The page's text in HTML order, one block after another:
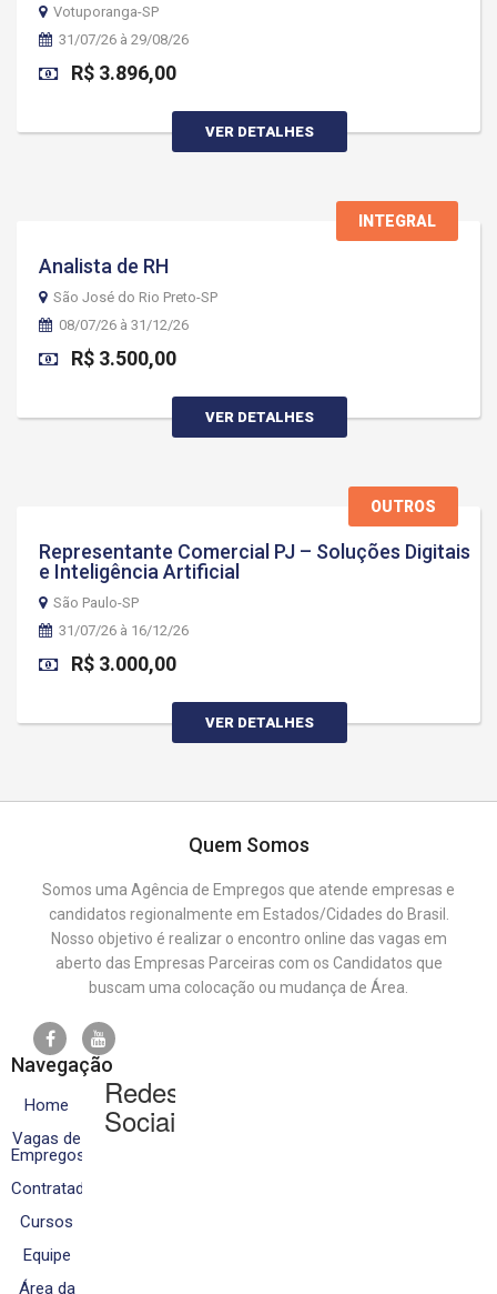
Votuporanga-SP
31/07/26 à 29/08/26
R$ 3.896,00
VER DETALHES
INTEGRAL
Analista de RH
São José do Rio Preto-SP
08/07/26 à 31/12/26
R$ 3.500,00
VER DETALHES
OUTROS
Representante Comercial PJ – Soluções Digitais
e Inteligência Artificial
São Paulo-SP
31/07/26 à 16/12/26
R$ 3.000,00
VER DETALHES
Quem Somos
Somos uma Agência de Empregos que atende empresas e
candidatos regionalmente em Estados/Cidades do Brasil.
Nosso objetivo é realizar o encontro online das vagas em
aberto das Empresas Parceiras com os Candidatos que
buscam uma colocação ou mudança de Área.
Navegação
Home
Vagas de
Empregos
Contratados
Cursos
Equipe
Área da
Redes
Sociais